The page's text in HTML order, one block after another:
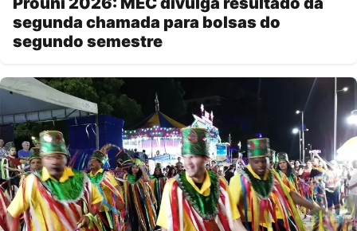
segunda chamada para bolsas do
segundo semestre